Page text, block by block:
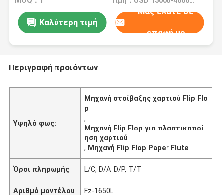
Καλύτερη τιμή
Μας ελάτε σε
επαφή με
Περιγραφή προϊόντων
Υψηλό φως:
Μηχανή στοίβαξης χαρτιού Flip Flo
p
,
Μηχανή Flip Flop για πλαστικοποί
ηση χαρτιού
, Μηχανή Flip Flop Paper Flute
Όροι πληρωμής L/C, D/A, D/P, T/T
Αριθμό μοντέλου Fz-1650L